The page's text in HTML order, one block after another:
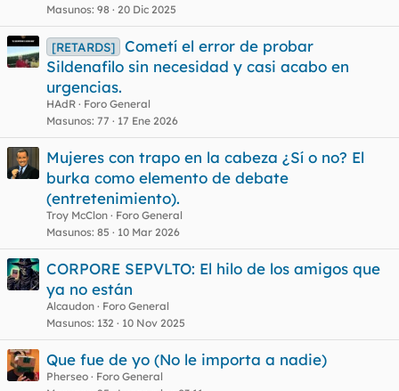
Masunos 98 20 Dic 2025
[RETARDS]
Cometí el error de probar
Sildenafilo sin necesidad y casi acabo en
urgencias.
HAdR
Foro General
Masunos 77 17 Ene 2026
Mujeres con trapo en la cabeza ¿Sí o no? El
burka como elemento de debate
(entretenimiento).
Troy McClon
Foro General
Masunos 85 10 Mar 2026
CORPORE SEPVLTO: El hilo de los amigos que
ya no están
Alcaudon
Foro General
Masunos 132 10 Nov 2025
Que fue de yo (No le importa a nadie)
Pherseo
Foro General